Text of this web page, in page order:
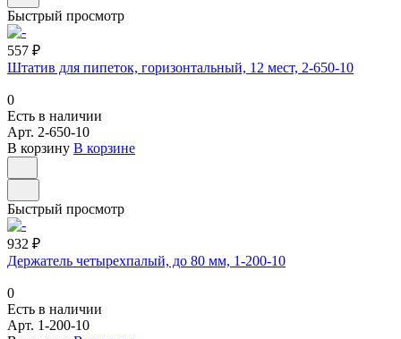
Быстрый просмотр
557 ₽
Штатив для пипеток, горизонтальный, 12 мест, 2-650-10
0
Есть в наличии
Арт. 2-650-10
В корзину В корзине
Быстрый просмотр
932 ₽
Держатель четырехпалый, до 80 мм, 1-200-10
0
Есть в наличии
Арт. 1-200-10